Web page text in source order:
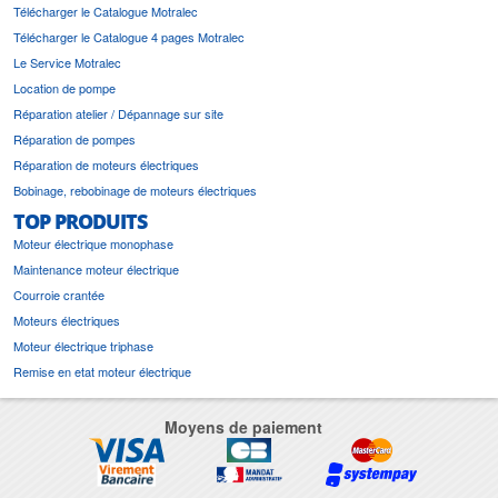
Télécharger le Catalogue Motralec
Télécharger le Catalogue 4 pages Motralec
Le Service Motralec
Location de pompe
Réparation atelier / Dépannage sur site
Réparation de pompes
Réparation de moteurs électriques
Bobinage, rebobinage de moteurs électriques
TOP PRODUITS
Moteur électrique monophase
Maintenance moteur électrique
Courroie crantée
Moteurs électriques
Moteur électrique triphase
Remise en etat moteur électrique
Moyens de paiement